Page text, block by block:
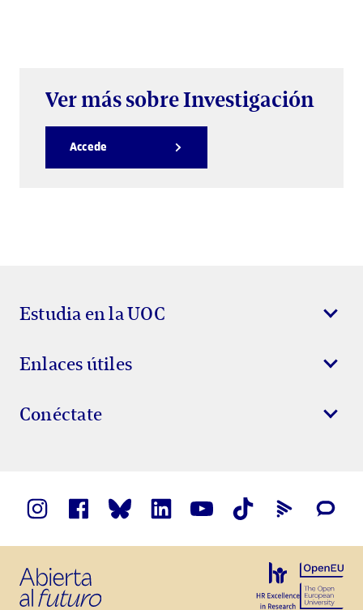
Ver más sobre Investigación
Accede
Estudia en la UOC
Enlaces útiles
Conéctate